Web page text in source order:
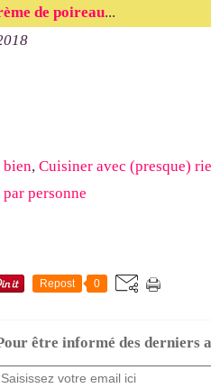
de poireau...
bien, Cuisiner avec (presque)
personne
Repost 0
être informé des derniers